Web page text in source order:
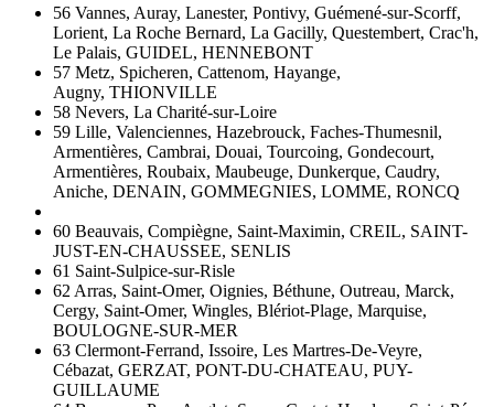
56 Vannes, Auray, Lanester, Pontivy, Guémené-sur-Scorff,
Lorient, La Roche Bernard, La Gacilly, Questembert, Crac'h,
Le Palais, GUIDEL, HENNEBONT
57 Metz, Spicheren, Cattenom, Hayange,
Augny, THIONVILLE
58 Nevers, La Charité-sur-Loire
59 Lille, Valenciennes, Hazebrouck, Faches-Thumesnil,
Armentières, Cambrai, Douai, Tourcoing, Gondecourt,
Armentières, Roubaix, Maubeuge, Dunkerque, Caudry,
Aniche, DENAIN, GOMMEGNIES, LOMME, RONCQ
60 Beauvais, Compiègne, Saint-Maximin, CREIL, SAINT-
JUST-EN-CHAUSSEE, SENLIS
61 Saint-Sulpice-sur-Risle
62 Arras, Saint-Omer, Oignies, Béthune, Outreau, Marck,
Cergy, Saint-Omer, Wingles, Blériot-Plage, Marquise,
BOULOGNE-SUR-MER
63 Clermont-Ferrand, Issoire, Les Martres-De-Veyre,
Cébazat, GERZAT, PONT-DU-CHATEAU, PUY-
GUILLAUME